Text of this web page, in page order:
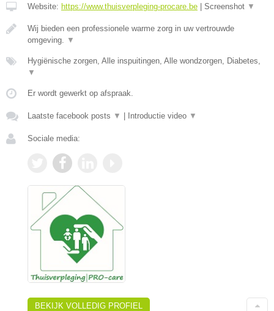
Website: https://www.thuisverpleging-procare.be | Screenshot ▼
Wij bieden een professionele warme zorg in uw vertrouwde
omgeving.
▼
Hygiënische zorgen, Alle inspuitingen, Alle wondzorgen, Diabetes,
▼
Er wordt gewerkt op afspraak.
Laatste facebook posts ▼ | Introductie video ▼
Sociale media:
BEKIJK VOLLEDIG PROFIEL